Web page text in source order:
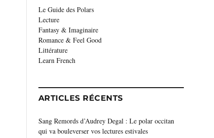
Le Guide des Polars
Lecture
Fantasy & Imaginaire
Romance & Feel Good
Littérature
Learn French
ARTICLES RÉCENTS
Sang Remords d’Audrey Degal : Le polar occitan
qui va bouleverser vos lectures estivales